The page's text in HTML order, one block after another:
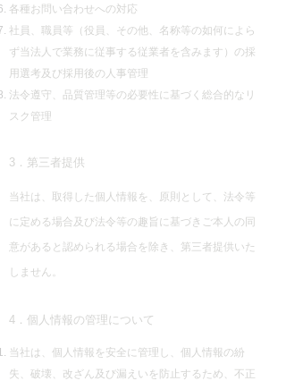
各種お問い合わせへの対応
社員、職員等（役員、その他、名称等の如何によら
ず当法人で業務に従事する従業者を含みます）の採
用選考及び採用後の人事管理
法令遵守、品質管理等の必要性に基づく総合的なリ
スク管理
3．第三者提供
当社は、取得した個人情報を、原則として、法令等
に定める場合及び法令等の趣旨に基づきご本人の同
意があると認められる場合を除き、第三者提供いた
しません。
4．個人情報の管理について
当社は、個人情報を安全に管理し、個人情報の紛
失、破壊、改ざん及び漏えいを防止するため、不正